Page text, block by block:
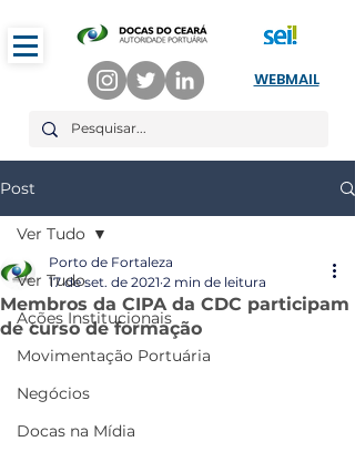
WEBMAIL
Post
Ver Tudo
Ações Institucionais
Movimentação Portuária
Negócios
Docas na Mídia
Ver Tudo
Membros da CIPA da CDC participam
de curso de formação
Porto de Fortaleza
17 de set. de 2021 2 min de leitura